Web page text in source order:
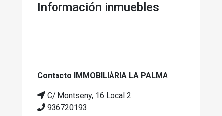
Información inmuebles
Contacto IMMOBILIÀRIA LA PALMA
C/ Montseny, 16 Local 2
936720193